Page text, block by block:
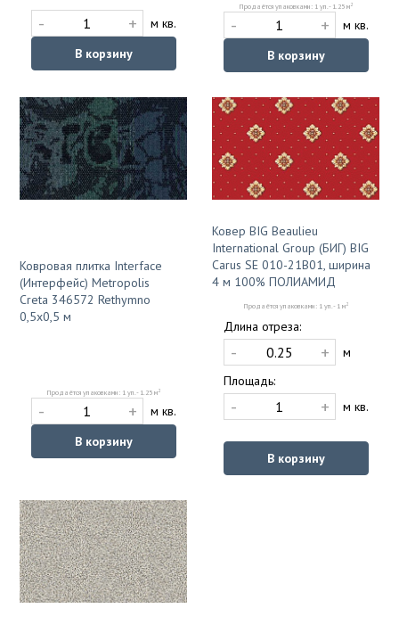
- +
м кв.
В корзину
Продаётся упаковками: 1 уп. - 1.25 м2
- +
м кв.
В корзину
Ковровая плитка Interface
(Интерфейс) Metropolis
Creta 346572 Rethymno
0,5x0,5 м
Продаётся упаковками: 1 уп. - 1.25 м2
- +
м кв.
В корзину
Ковер BIG Beaulieu
International Group (БИГ) BIG
Carus SE 010-21B01, ширина
4 м 100% ПОЛИАМИД
Продаётся упаковками: 1 уп. - 1 м2
Длина отреза:
- +
м
Площадь:
- + м кв.
В корзину